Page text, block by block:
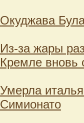
Окуджава
Из-за жары
Кремле вновь
Умерла
Симионато